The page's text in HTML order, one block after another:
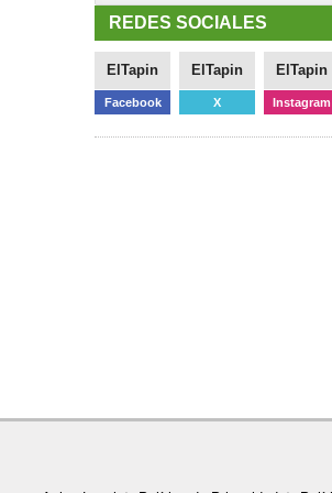
REDES SOCIALES
ElTapin
Facebook
ElTapin
X
ElTapin
Instagram